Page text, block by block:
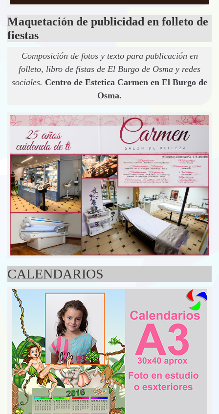
Maquetación de publicidad en folleto de
fiestas
Composición de fotos y texto para publicación en
folleto, libro de fistas de El Burgo de Osma y redes
sociales. Centro de Estetica Carmen en El Burgo de
Osma.
CALENDARIOS